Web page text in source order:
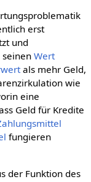
erst
und
seinenWert
als mehr Geld,
wie
eine
Geld für Kredite
fungieren
der Funktion des